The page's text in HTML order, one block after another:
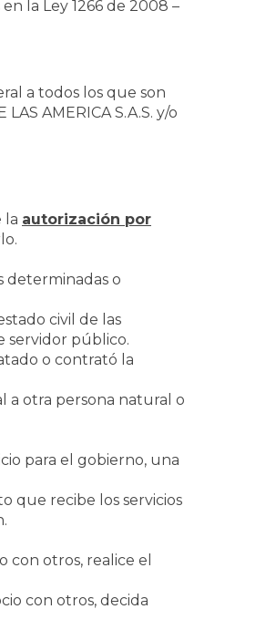
la Ley 1266 de 2008 –
a todos los que son
AMERICA S.A.S. y/o
la autorización por
determinadas o
civil de las
servidor público.
o contrató la
a otra persona natural o
para el gobierno, una
que recibe los servicios
con otros, realice el
con otros, decida